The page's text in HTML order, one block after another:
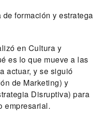
formación y estratega
en Cultura y
es lo que mueve a las
actuar, y se siguió
de Marketing) y
Disruptiva) para
empresarial.